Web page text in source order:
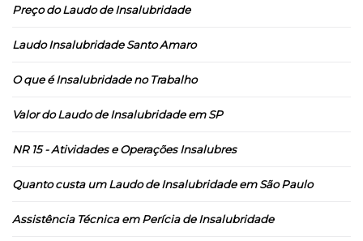
Preço do Laudo de Insalubridade
Laudo Insalubridade Santo Amaro
O que é Insalubridade no Trabalho
Valor do Laudo de Insalubridade em SP
NR 15 - Atividades e Operações Insalubres
Quanto custa um Laudo de Insalubridade em São Paulo
Assistência Técnica em Perícia de Insalubridade